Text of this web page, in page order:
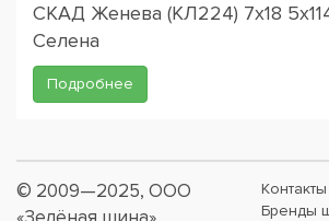
СКАД Женева (КЛ224) 7x18
Селена
Подробнее
© 2009—2025, ООО
Контакты
Бренды